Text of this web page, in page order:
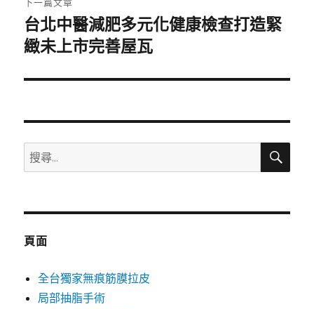
下
一
文
台北中醫減肥多元化健康檢查打造緊
緻未上市完善屋瓦
搜
尋
鍵
搜
頁面
全台獨家無痕筋膜拉皮
局部抽脂手術